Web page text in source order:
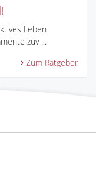
Leben
zuv ...
Zum Ratgeber